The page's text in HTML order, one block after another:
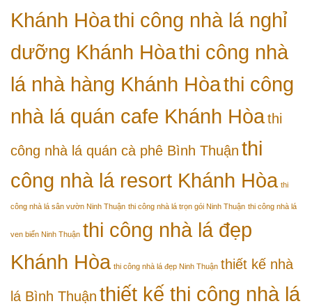
Khánh Hòathi công nhà lá nghỉ
dưỡng Khánh Hòathi công nhà
lá nhà hàng Khánh Hòathi công
nhà lá quán cafe Khánh Hòathi
công nhà lá quán cà phê Bình Thuận thi
công nhà lá resort Khánh Hòa thi
công nhà lá sân vườn Ninh Thuận thi công nhà lá trọn gói Ninh Thuận thi công nhà lá
ven biển Ninh Thuận thi công nhà lá đẹp
Khánh Hòa thi công nhà lá đẹp Ninh Thuận thiết kế nhà
lá Bình Thuận thiết kế thi công nhà lá